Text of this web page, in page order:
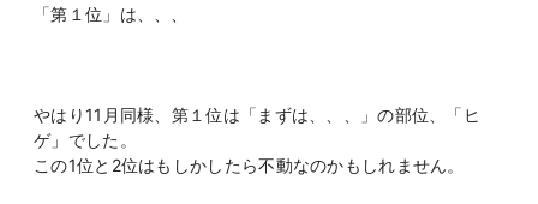
「第１位」は、、、
やはり11月同様、第１位は「まずは、、、」の部位、「ヒ
ゲ」でした。
この1位と2位はもしかしたら不動なのかもしれません。